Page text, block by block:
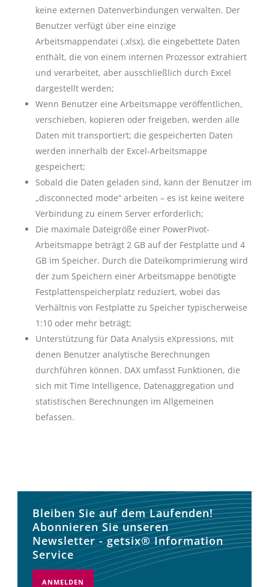
keine externen Datenverbindungen verwalten. Der
Benutzer verfügt über eine einzige
Arbeitsmappendatei (.xlsx), die eingebettete Daten
enthält, die von einem internen Prozessor extrahiert
und verarbeitet, aber ausschließlich durch Excel
dargestellt werden;
Wenn Benutzer eine Arbeitsmappe veröffentlichen,
verschieben, kopieren oder freigeben, werden alle
Daten mit transportiert; die gespeicherten Daten
werden innerhalb der Excel-Arbeitsmappe
gespeichert;
Sobald die Daten geladen sind, kann der Benutzer im
„disconnected mode“ arbeiten – es ist keine weitere
Verbindung zu einem Server erforderlich;
Die maximale Dateigröße einer PowerPivot-
Arbeitsmappe beträgt 2 GB auf der Festplatte und 4
GB im Speicher. Durch die Dateikomprimierung wird
der zum Speichern einer Arbeitsmappe benötigte
Festplattenspeicherplatz reduziert, wobei das
Verhältnis von Festplatte zu Speicher typischerweise
1:10 oder mehr beträgt;
Unterstützung für Data Analysis eXpressions, mit
denen Benutzer analytische Berechnungen
durchführen können. DAX umfasst Funktionen, die
sich mit Time Intelligence, Datenaggregation und
statistischen Berechnungen im Allgemeinen
befassen.
Bleiben Sie auf dem Laufenden!
Abonnieren Sie unseren
Newsletter - getsix® Information
Service
ANMELDEN